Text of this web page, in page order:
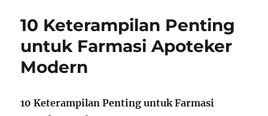
10 Keterampilan Penting
untuk Farmasi Apoteker
Modern
10 Keterampilan Penting untuk Farmasi